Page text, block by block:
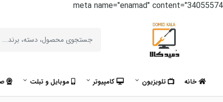
meta name="enamad" content="34055574
خانه تلویزیون کامپیوتر موبایل و تبلت